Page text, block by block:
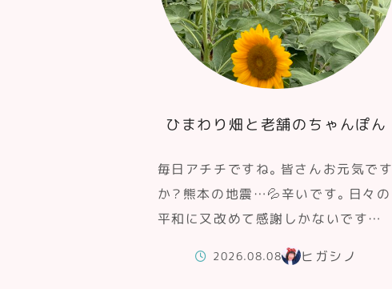
ひまわり畑と老舗のちゃんぽん
毎日アチチですね。皆さんお元気です
か？熊本の地震…💦辛いです。日々の
平和に又改めて感謝しかないです…
2026.08.08 ヒガシノ